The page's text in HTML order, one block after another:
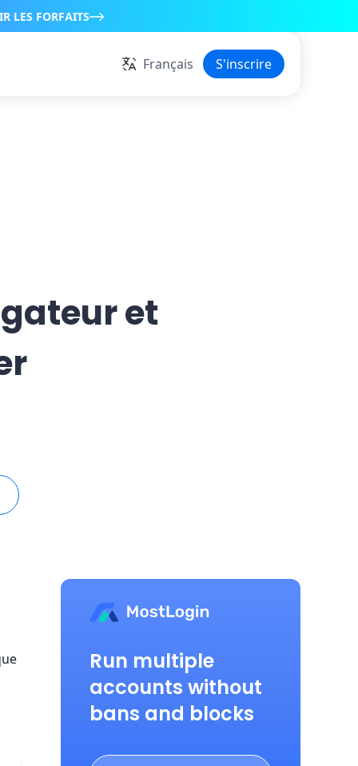
LES FORFAITS
Français S'inscrire
et
Run multiple
accounts without
bans and blocks